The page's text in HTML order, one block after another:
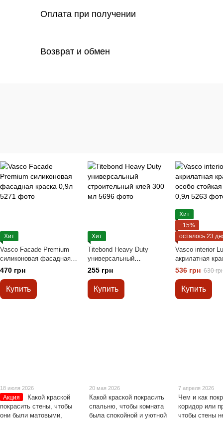
Оплата при получении
Возврат и обмен
Хит
Vasco Facade Premium
силиконовая фасадная
краска 0,9л
470 грн
Купить
Хит
Titebond Heavy Duty
универсальный
строительный клей 300
255 грн
Купить
Хит
−15%
осталось 23
Vasco interior
акрилатная
стойкая к
536 грн 630
Купить
18 июля 2026
Акция
Какой краской
покрасить стены, чтобы
они были матовыми,
20 мая 2026
Какой краской покрасить
спальню, чтобы комната
была спокойной и уютной
7 апреля 2026
Чем и как
коридор или
чтобы стены